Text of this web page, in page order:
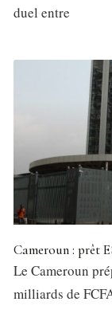
duel entre
Cameroun : prêt
Le Cameroun
milliards de